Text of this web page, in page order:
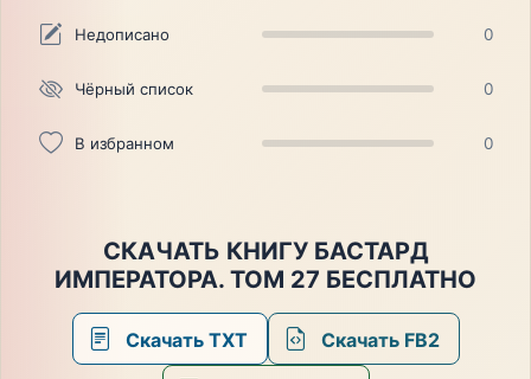
Недописано 0
Чёрный список 0
В избранном 0
СКАЧАТЬ КНИГУ БАСТАРД
ИМПЕРАТОРА. ТОМ 27 БЕСПЛАТНО
Скачать TXT Скачать FB2